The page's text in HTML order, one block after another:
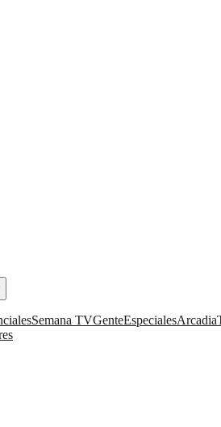
Semana TVGenteEspecialesArcadia